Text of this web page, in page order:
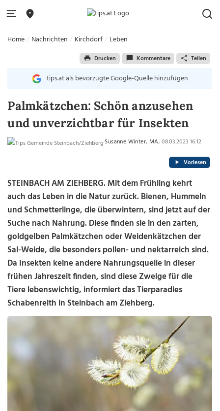
Home Nachrichten Kirchdorf Leben
Drucken Kommentare Teilen
tips.at als bevorzugte Google-Quelle hinzufügen
Palmkätzchen: Schön anzusehen
und unverzichtbar für Insekten
Susanne Winter, MA, 08.03.2023 16:12
Vorlesen
STEINBACH AM ZIEHBERG. Mit dem Frühling kehrt
auch das Leben in die Natur zurück. Bienen, Hummeln
und Schmetterlinge, die überwintern, sind jetzt auf der
Suche nach Nahrung. Diese finden sie in den zarten,
goldgelben Palmkätzchen oder Weidenkätzchen der
Sal-Weide, die besonders pollen- und nektarreich sind.
Da Insekten keine andere Nahrungsquelle in dieser
frühen Jahreszeit finden, sind diese Zweige für die
Tiere lebenswichtig, informiert das Tierparadies
Schabenreith in Steinbach am Ziehberg.